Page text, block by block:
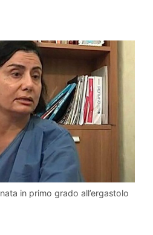
in primo grado all’ergastolo